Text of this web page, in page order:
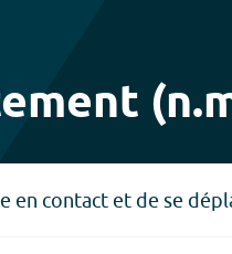
contact et de se